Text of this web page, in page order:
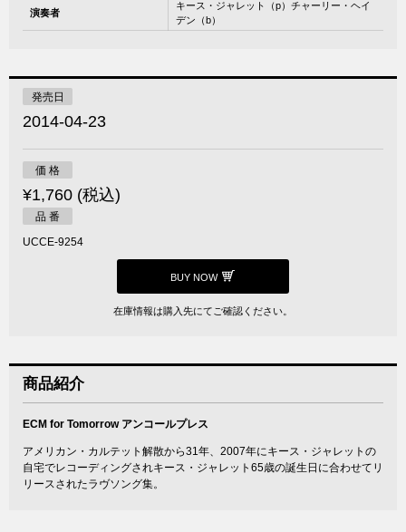
演奏者
キース・ジャレット（p）チャーリー・ヘイ
デン（b）
発売日
2014-04-23
価 格
¥1,760 (税込)
品 番
UCCE-9254
BUY NOW
在庫情報は購入先にてご確認ください。
商品紹介
ECM for Tomorrow アンコールプレス
アメリカン・カルテット解散から31年、2007年にキース・ジャレットの
自宅でレコーディングされキース・ジャレット65歳の誕生日に合わせてリ
リースされたラヴソング集。